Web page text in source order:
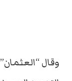
وقال